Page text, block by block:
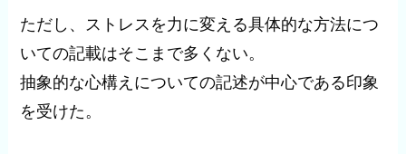
ただし、ストレスを力に変える具体的な方法につ
いての記載はそこまで多くない。
抽象的な心構えについての記述が中心である印象
を受けた。